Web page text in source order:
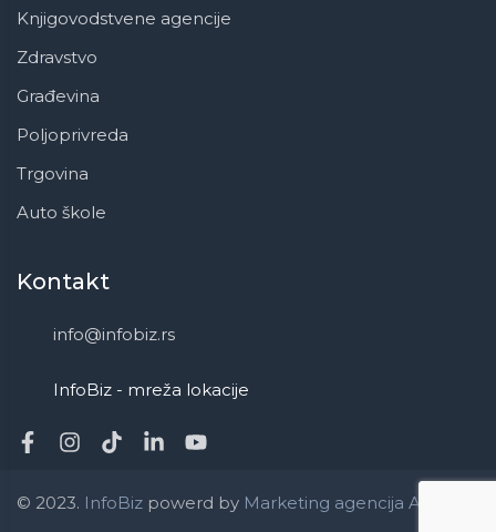
Knjigovodstvene agencije
Zdravstvo
Građevina
Poljoprivreda
Trgovina
Auto škole
Kontakt
info@infobiz.rs
InfoBiz - mreža lokacije
© 2023. InfoBiz powerd by Marketing agencija ApaOne